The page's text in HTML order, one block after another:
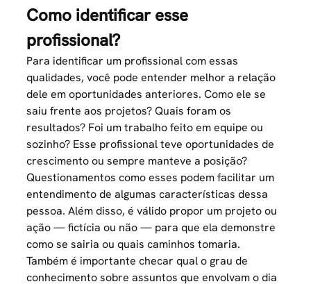
Como identificar esse
profissional?
Para identificar um profissional com essas
qualidades, você pode entender melhor a relação
dele em oportunidades anteriores. Como ele se
saiu frente aos projetos? Quais foram os
resultados? Foi umtrabalhofeito em equipe ou
sozinho? Esse profissional teve oportunidades de
crescimento ou sempre manteve a posição?
Questionamentos como esses podem facilitar um
entendimento de algumas características dessa
pessoa. Além disso, é válido propor um projeto ou
ação — fictícia ou não — para que ela demonstre
como se sairia ou quais caminhos tomaria.
Também é importante checar qual o grau de
conhecimento sobre assuntos que envolvam o dia